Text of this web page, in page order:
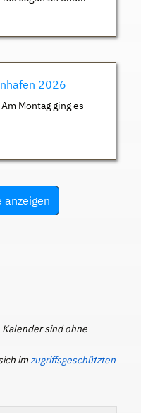
2026
Montag ging es
anzeigen
sind ohne
imzugriffsgeschützten